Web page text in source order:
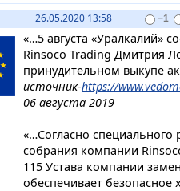
26.05.2020 13:58 −1
«…5 августа «Уралкалий»
Rinsoco Trading Дмитрия
принудительном выкупе
источник-https://
06 августа 2019
«…Согласно
собрания компании
115 Устава компании
обеспечивает